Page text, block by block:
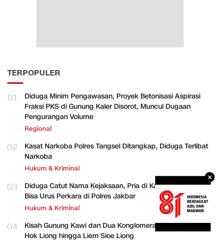
TERPOPULER
01
Diduga Minim Pengawasan, Proyek Betonisasi Aspirasi
Fraksi PKS di Gunung Kaler Disorot, Muncul Dugaan
Pengurangan Volume
Regional
02
Kasat Narkoba Polres Tangsel Ditangkap, Diduga Terlibat
Narkoba
Hukum & Kriminal
03
Diduga Catut Nama Kejaksaan, Pria di Kalideres Mengaku
Bisa Urus Perkara di Polres Jakbar
Hukum & Kriminal
04
Kisah Gunung Kawi dan Dua Konglomerat Indonesia Ong
Hok Liong hingga Liem Sioe Liong
×